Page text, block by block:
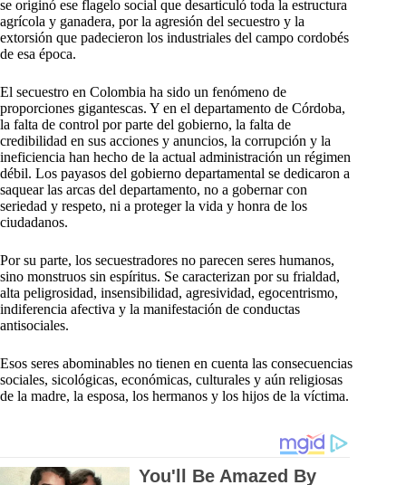
se originó ese flagelo social que desarticuló toda la estructura
agrícola y ganadera, por la agresión del secuestro y la
extorsión que padecieron los industriales del campo cordobés
de esa época.
El secuestro en Colombia ha sido un fenómeno de
proporciones gigantescas. Y en el departamento de Córdoba,
la falta de control por parte del gobierno, la falta de
credibilidad en sus acciones y anuncios, la corrupción y la
ineficiencia han hecho de la actual administración un régimen
débil. Los payasos del gobierno departamental se dedicaron a
saquear las arcas del departamento, no a gobernar con
seriedad y respeto, ni a proteger la vida y honra de los
ciudadanos.
Por su parte, los secuestradores no parecen seres humanos,
sino monstruos sin espíritus. Se caracterizan por su frialdad,
alta peligrosidad, insensibilidad, agresividad, egocentrismo,
indiferencia afectiva y la manifestación de conductas
antisociales.
Esos seres abominables no tienen en cuenta las consecuencias
sociales, sicológicas, económicas, culturales y aún religiosas
de la madre, la esposa, los hermanos y los hijos de la víctima.